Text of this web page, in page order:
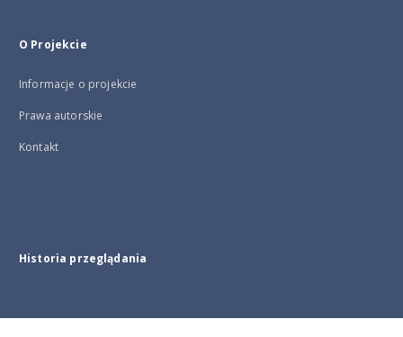
O Projekcie
Informacje o projekcie
Prawa autorskie
Kontakt
Historia przeglądania